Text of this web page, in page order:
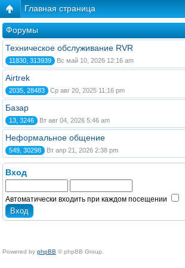
Главная страница
Форумы
Техническое обслуживание RVR
11830, 313939 Вс май 10, 2026 12:16 am
Airtrek
2035, 28483 Ср авг 20, 2025 11:16 pm
Базар
13, 3246 Вт авг 04, 2026 5:46 am
Неформальное общение
549, 30298 Вт апр 21, 2026 2:38 pm
Вход
Автоматически входить при каждом посещении
Powered by phpBB © phpBB Group.